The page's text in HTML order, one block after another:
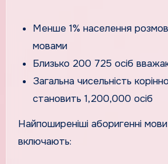
Менше 1% населення
мовами
Близько 200 725 осіб
Загальна чисельність
становить 1,200,000 осіб
Найпоширеніші аборигенні
включають: